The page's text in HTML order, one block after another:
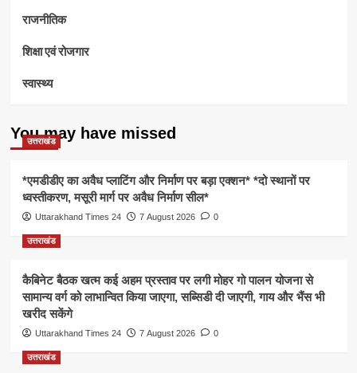
राजनीतिक
शिक्षा एवं रोजगार
स्वास्थ्य
You may have missed
उत्तराखंड
*एमडीडीए का अवैध प्लाटिंग और निर्माण पर बड़ा एक्शन* *दो स्थानों पर
ध्वस्तीकरण, मसूरी मार्ग पर अवैध निर्माण सील*
Uttarakhand Times 24 7 August 2026 0
उत्तराखंड
कैबिनेट बैठक खत्म कई अहम प्रस्ताव पर लगी मोहर गो पालन योजना से
सामान्य वर्ग को लाभान्वित किया जाएगा, सब्सिडी दी जाएगी, गाय और भैंस भी
खरीद सकेंगे
Uttarakhand Times 24 7 August 2026 0
उत्तराखंड